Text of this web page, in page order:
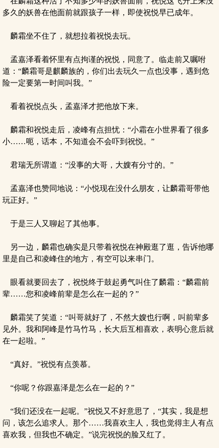
多久的妖兽在他面前就跟孩子一样，即使祝悦早已成年。
麟霜坐不住了，就想拉着祝悦去玩。
孟嘉泽看着怀里有点拘谨的祝悦，同意了。临走前又嘱咐
道：“麟霜哥是麒麟族的，你们出去玩久一点也没事，遇到危
险一定要第一时间叫我。”
看着祝悦点头，孟嘉泽才把他放下来。
麟霜和祝悦走后，凌峰有点担忧：“小霜在小世界看了很多
小……呃，话本，不知道会不会吓到祝悦。”
君瑞无所谓道：“没事的大哥，大嫂有分寸的。”
孟嘉泽也赞同地说：“小悦现在没什么朋友，让麟霜哥带他
玩正好。”
于是三人又聊起了其他事。
另一边，麟霜也确实是只带着祝悦在神殿逛了逛，告诉他哪
里是自己和凌峰住的地方，有空可以来串门。
眼看就要回去了，祝悦终于鼓起勇气叫住了麟霜：“麟霜前
辈……您和凌峰前辈是怎么在一起的？”
麟霜笑了笑道：“叫哥就好了，不然大嫂也行啊，叫前辈多
见外。我和阿峰是竹马竹马，长大后互相喜欢，表明心意后就
在一起啦。”
“真好。”祝悦有点羡慕。
“你呢？你跟嘉泽是怎么在一起的？”
“我们还没在一起呢。”祝悦又不好意思了，“其实，我是想
问，该怎么追求人。那个……我喜欢主人，我也觉得主人有点
喜欢我，但我也不确定。”说完祝悦的脸又红了。